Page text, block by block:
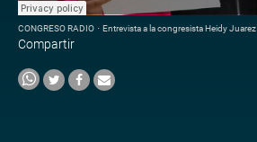
CONGRESO RADIO · Entrevista a la congresista Heidy Juarez
Compartir